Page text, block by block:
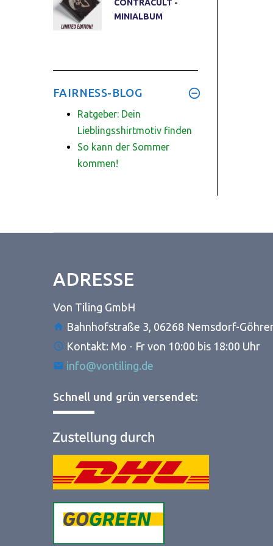
CONTRACULT -
MINIALBUM
FAIRNESS-BLOG
Ratgeber: Dein
Lieblingsshirtmotiv finden
So kann der Sommer
kommen!
ADRESSE
Von Tiling GmbH
Bahnhofstraße 3, 06268 Nemsdorf-
Kontakt: Mo - Fr von 10:00 bis 18:00 Uhr
info@vontiling.de
Schnell und grün versendet: